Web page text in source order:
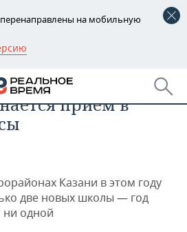
на мобильную
ПФО
в школе нет»: в
прием в
Казани в этом году
две новых школы — год
ни одной